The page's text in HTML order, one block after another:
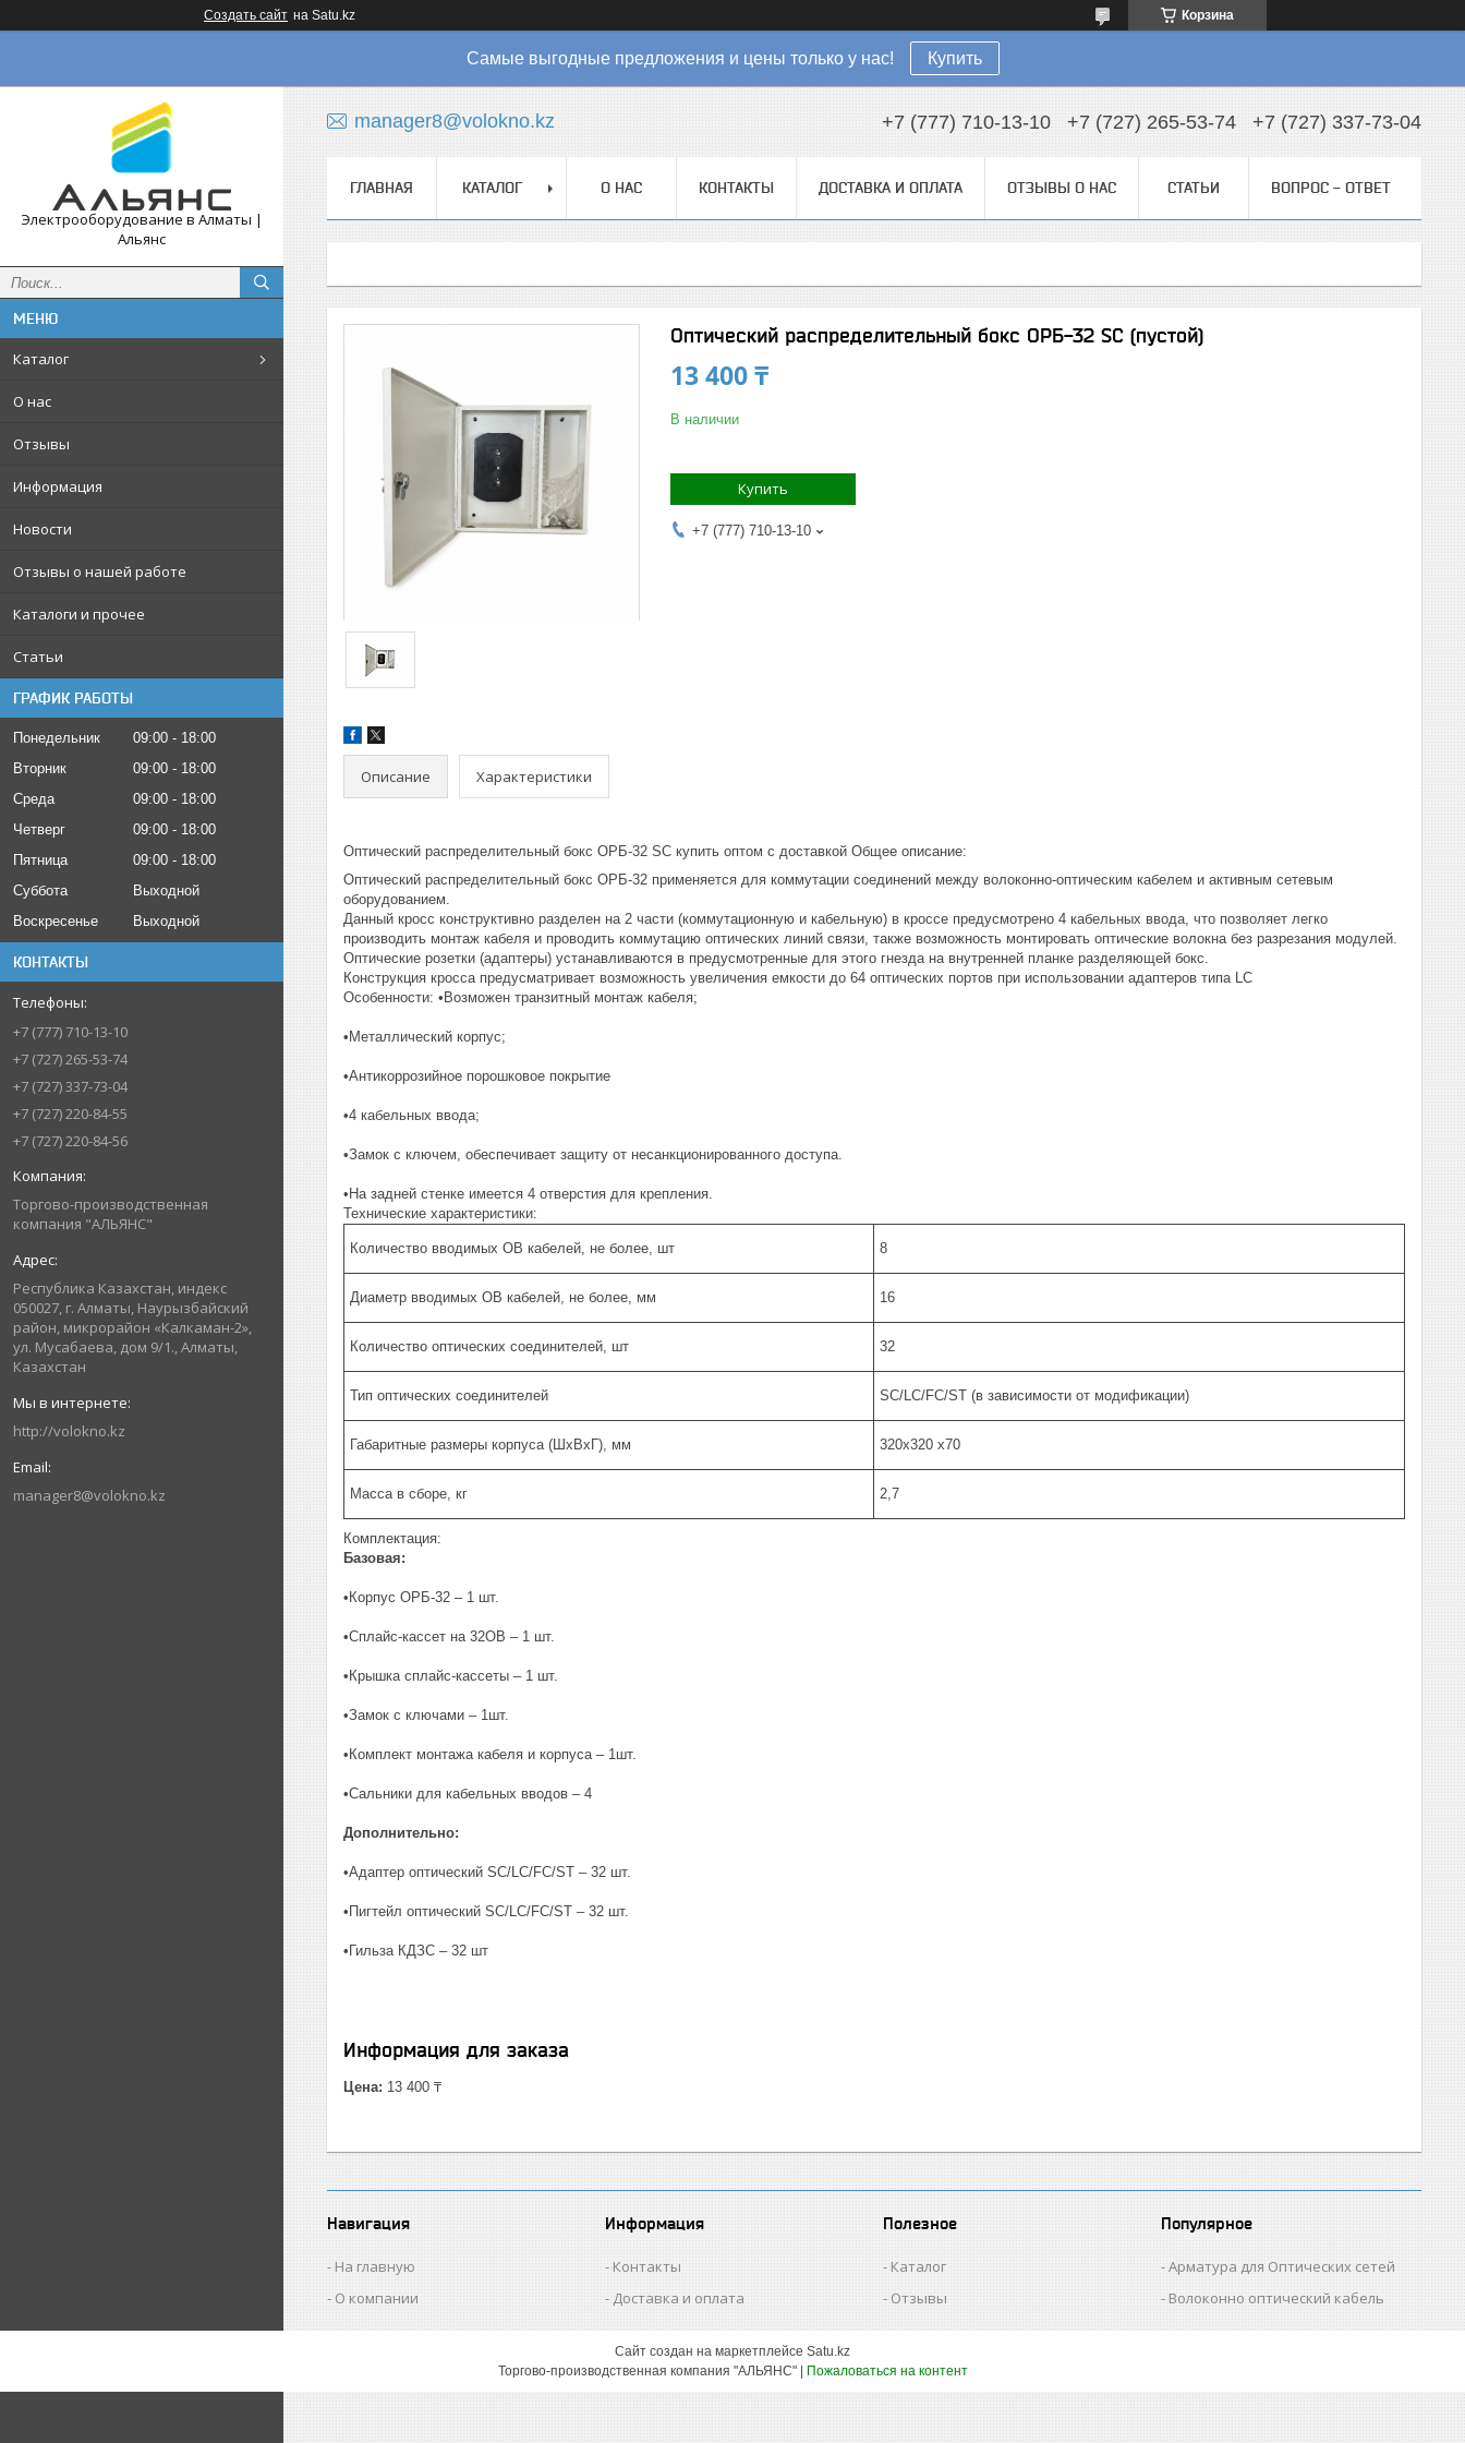
Создать сайт на Satu.kz Корзина
Самые выгодные предложения и цены только у нас! Купить
Электрооборудование в Алматы |
Альянс
Каталог
О нас
Отзывы
Информация
Новости
Отзывы о нашей работе
Каталоги и прочее
Статьи
ГРАФИК РАБОТЫ
Понедельник 09:00
18:00
Вторник
09:00
18:00
Среда
09:00
18:00
Четверг
09:00
18:00
Пятница
09:00
18:00
Суббота
Выходной
Воскресенье
Выходной
КОНТАКТЫ
+7 (777) 710-13-10
+7 (727) 265-53-74
+7 (727) 337-73-04
+7 (727) 220-84-55
+7 (727) 220-84-56
Торгово-производственная
компания "АЛЬЯНС"
Республика Казахстан, индекс
050027, г. Алматы, Наурызбайский
район, микрорайон «Калкаман-2»,
ул. Мусабаева, дом 9/1., Алматы,
Казахстан
http://volokno.kz
manager8@volokno.kz
manager8@volokno.kz +7 (777) 710-13-10 +7 (727) 265-53-74 +7 (727) 337-73-04
ГЛАВНАЯ КАТАЛОГ О НАС КОНТАКТЫ ДОСТАВКА И ОПЛАТА ОТЗЫВЫ О НАС СТАТЬИ ВОПРОС - ОТВЕТ
Оптический распределительный бокс ОРБ-32 SC (пустой)
13 400 ₸
В наличии
Купить
+7 (777) 710-13-10
Описание Характеристики
Оптический распределительный бокс ОРБ-32 SC купить оптом с доставкой Общее описание:
Оптический распределительный бокс ОРБ-32 применяется для коммутации соединений между волоконно-оптическим кабелем и активным сетевым
оборудованием.
Данный кросс конструктивно разделен на 2 части (коммутационную и кабельную) в кроссе предусмотрено 4 кабельных ввода, что позволяет легко
производить монтаж кабеля и проводить коммутацию оптических линий связи, также возможность монтировать оптические волокна без разрезания модулей.
Оптические розетки (адаптеры) устанавливаются в предусмотренные для этого гнезда на внутренней планке разделяющей бокс.
Конструкция кросса предусматривает возможность увеличения емкости до 64 оптических портов при использовании адаптеров типа LC
Особенности: •Возможен транзитный монтаж кабеля;
•Металлический корпус;
•Антикоррозийное порошковое покрытие
•4 кабельных ввода;
•Замок с ключем, обеспечивает защиту от несанкционированного доступа.
•На задней стенке имеется 4 отверстия для крепления.
Технические характеристики:
Количество вводимых ОВ кабелей, не более, шт 8
Диаметр вводимых ОВ кабелей, не более, мм 16
Количество оптических соединителей, шт 32
Тип оптических соединителей SC/LC/FC/ST (в зависимости от модификации)
Габаритные размеры корпуса (ШхВхГ), мм 320х320 х70
Масса в сборе, кг 2,7
Комплектация:
Базовая:
•Корпус ОРБ-32 – 1 шт.
•Сплайс-кассет на 32ОВ – 1 шт.
•Крышка сплайс-кассеты – 1 шт.
•Замок с ключами – 1шт.
•Комплект монтажа кабеля и корпуса – 1шт.
•Сальники для кабельных вводов – 4
Дополнительно:
•Адаптер оптический SC/LC/FC/ST – 32 шт.
•Пигтейл оптический SC/LC/FC/ST – 32 шт.
•Гильза КДЗС – 32 шт
Информация для заказа
Цена: 13 400 ₸
Навигация
На главную
О компании
Информация
Контакты
Доставка и оплата
Полезное
Каталог
Отзывы
Популярное
Арматура для Оптических сетей
Волоконно оптический кабель
Сайт создан на маркетплейсе Satu.kz
Пожаловаться на контент